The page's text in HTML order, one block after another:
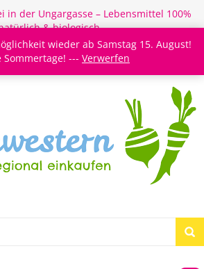
in der Ungargasse – Lebensmittel 100%
& biologisch
Newsletter Meine Merkzettel
wieder ab Samstag 15. August!
Sommertage! --- Verwerfen